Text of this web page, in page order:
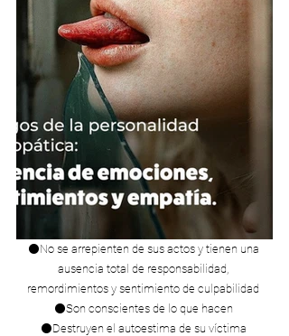
⚫No se arrepienten de sus actos y tienen una
ausencia total de responsabilidad,
remordimientos y sentimiento de culpabilidad
⚫Son conscientes de lo que hacen
⚫Destruyen el autoestima de su víctima